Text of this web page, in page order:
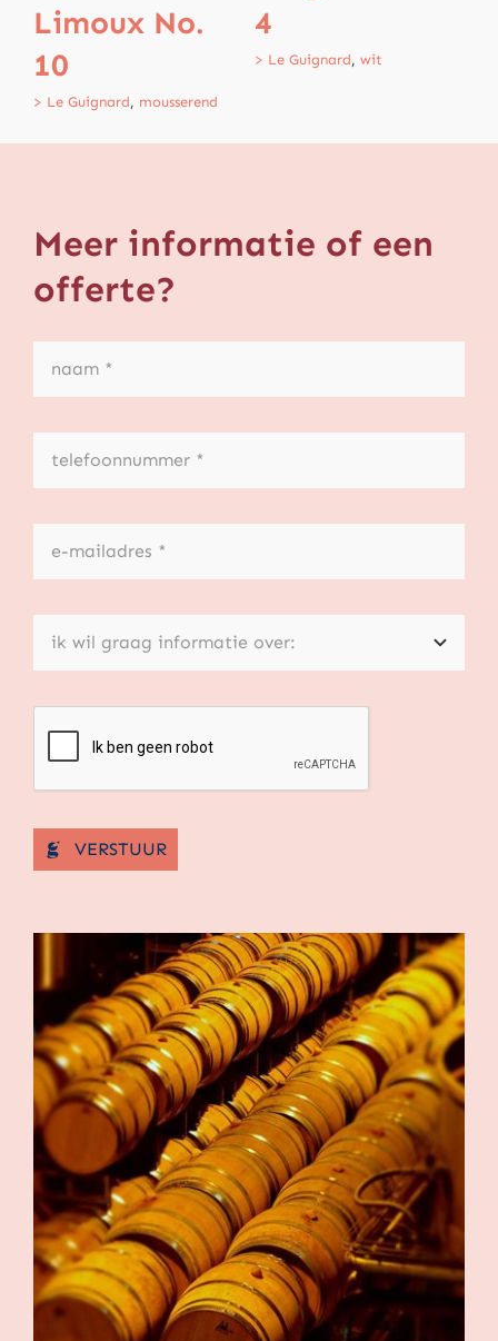
Limoux No.
10
> Le Guignard, mousserend
4
> Le Guignard, wit
Meer informatie of een
offerte?
VERSTUUR